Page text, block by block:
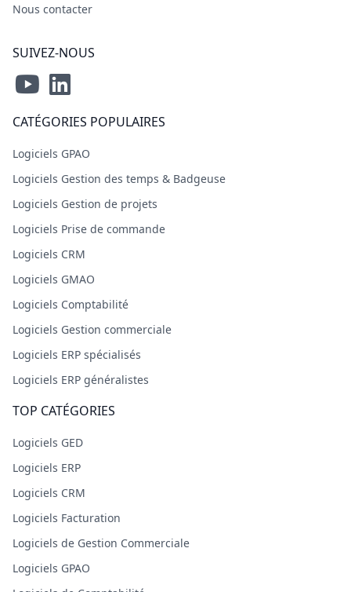
Nous contacter
SUIVEZ-NOUS
CATÉGORIES POPULAIRES
Logiciels GPAO
Logiciels Gestion des temps & Badgeuse
Logiciels Gestion de projets
Logiciels Prise de commande
Logiciels CRM
Logiciels GMAO
Logiciels Comptabilité
Logiciels Gestion commerciale
Logiciels ERP spécialisés
Logiciels ERP généralistes
TOP CATÉGORIES
Logiciels GED
Logiciels ERP
Logiciels CRM
Logiciels Facturation
Logiciels de Gestion Commerciale
Logiciels GPAO